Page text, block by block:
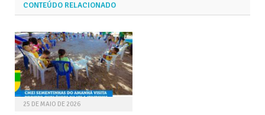
CONTEÚDO RELACIONADO
25 DE MAIO DE 2026